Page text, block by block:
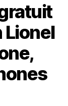
Lionel